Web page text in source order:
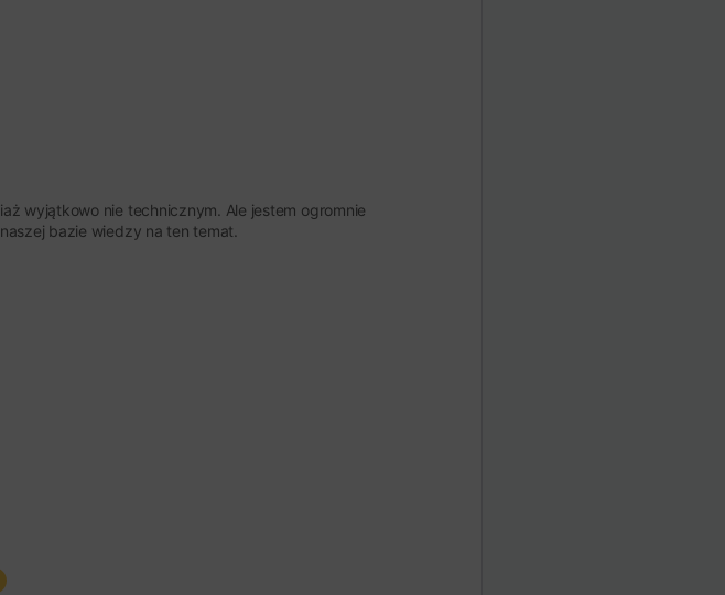
wyjątkowo nie technicznym. Ale jestem ogromnie
bazie wiedzy na ten temat.